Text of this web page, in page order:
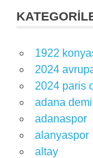
1922
2024
2024 paris
adana
adanaspor
alanyaspor
altay